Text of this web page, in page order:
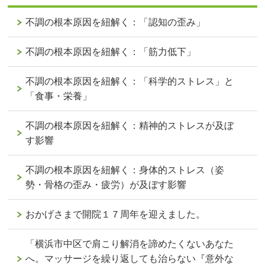
不調の根本原因を紐解く：「認知の歪み」
不調の根本原因を紐解く：「筋力低下」
不調の根本原因を紐解く：「科学的ストレス」と
「食事・栄養」
不調の根本原因を紐解く：精神的ストレスが及ぼ
す影響
不調の根本原因を紐解く：身体的ストレス（姿
勢・骨格の歪み・疲労）が及ぼす影響
おかげさまで開院１７周年を迎えました。
「横浜市中区で肩こり解消を諦めたくないあなた
へ。マッサージを繰り返しても治らない『意外な